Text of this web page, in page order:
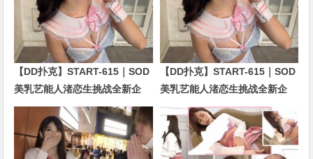
【DD扑克】START-615｜SOD
美乳艺能人渚恋生挑战全新企
划！剧情全面升级引发关注
【DD扑克】START-615｜SOD
美乳艺能人渚恋生挑战全新企
划！剧情全面升级引发关注